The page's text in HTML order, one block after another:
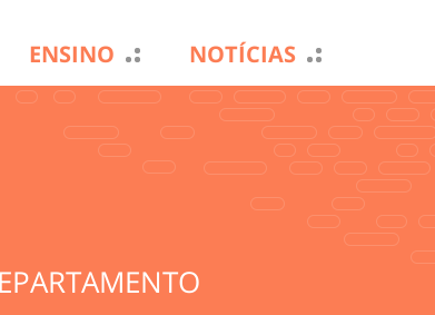
ENSINO NOTÍCIAS